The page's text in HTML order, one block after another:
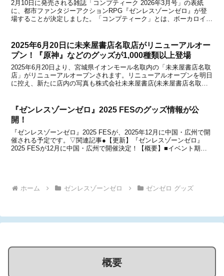
2月10日に発売される雑誌「コンプティーク 2026年3月号」の表紙
に、都市ファンタジーアクションRPG『ゼンレスゾーンゼロ』が登
場することが決定しました。「コンプティーク」とは、ボーカロイド
2025年6月20日に未来屋書店名取店がリニューアルオー
プン！『原神』などのグッズが1,000種類以上登場
2025年6月20日より、宮城県イオンモール名取内の「未来屋書店名取
店」がリニューアルオープンされます。リニューアルオープンを明日
に控え、新たに店内の写真も株式会社未来屋書店(未来屋書店名取店)
『ゼンレスゾーンゼロ』2025 FESのグッズ情報が公
開！
『ゼンレスゾーンゼロ』2025 FESが、2025年12月に中国・広州で開
催される予定です。▽関連記事●【更新】『ゼンレスゾーンゼロ』
2025 FESが12月に中国・広州で開催決定！【概要】■イベント期
ホーム ゼンレスゾーンゼロ ゼンゼロ グッズ
概要